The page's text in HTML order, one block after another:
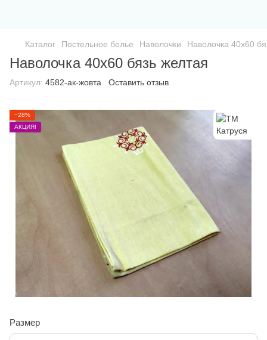
Каталог Постельное белье Наволочки Наволочка 40х60
Наволочка 40х60 бязь желтая
Артикул: 4582-ак-жовта Оставить отзыв
−28%
АКЦИЯ!
Размер